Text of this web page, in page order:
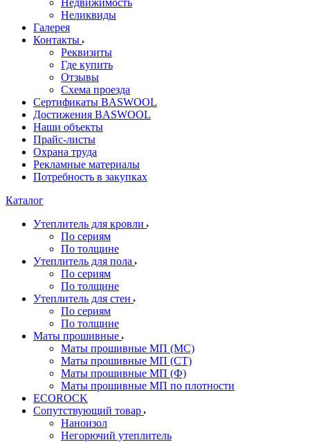
Недвижимость
Неликвиды
Галерея
Контакты
Реквизиты
Где купить
Отзывы
Схема проезда
Сертификаты BASWOOL
Достижения BASWOOL
Наши объекты
Прайс-листы
Охрана труда
Рекламные материалы
Потребность в закупках
Каталог
Утеплитель для кровли
По сериям
По толщине
Утеплитель для пола
По сериям
По толщине
Утеплитель для стен
По сериям
По толщине
Маты прошивные
Маты прошивные МП (МС)
Маты прошивные МП (СТ)
Маты прошивные МП (Ф)
Маты прошивные МП по плотности
ECOROCK
Сопутствующий товар
Наноизол
Негорючий утеплитель